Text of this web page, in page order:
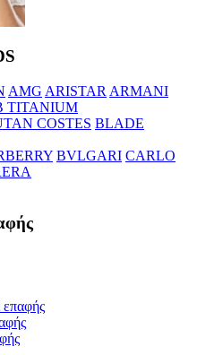
AMG ARISTAR ARMANI
TITANIUM
COSTES BLADE
BVLGARI CARLO
επαφής